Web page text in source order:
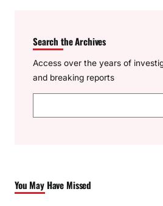
Search the Archives
Access over the years of
and breaking reports
e
h
You May Have Missed